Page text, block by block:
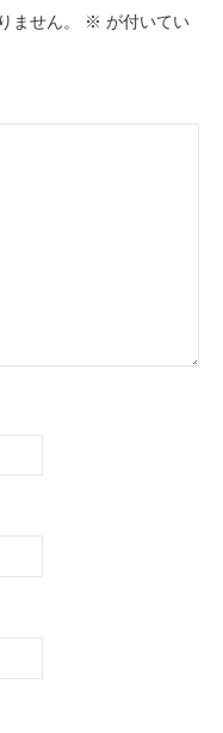
ません。 ※ が付いてい